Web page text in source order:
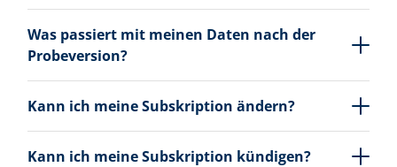
Was passiert mit meinen Daten nach der
Probeversion?
Kann ich meine Subskription ändern?
Kann ich meine Subskription kündigen?